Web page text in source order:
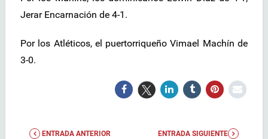
Jerar Encarnación de 4-1.
Por los Atléticos, el puertorriqueño Vimael Machín de
3-0.
ENTRADA ANTERIOR ENTRADA SIGUIENTE